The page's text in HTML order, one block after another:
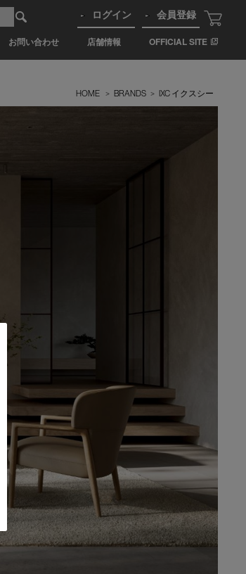
お問い合わせ 店舗情報 OFFICIAL SITE
ログイン 会員登録
HOME > BRANDS > IXC イクスシー